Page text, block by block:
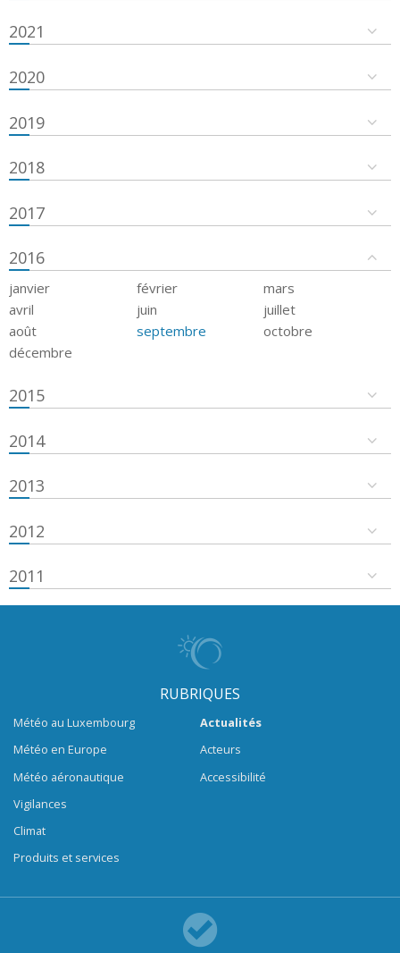
2021
2020
2019
2018
2017
2016
janvier février
mars
avril
juin
juillet
août
septembre
octobre
décembre
2015
2014
2013
2012
2011
RUBRIQUES
Météo au Luxembourg
Météo en Europe
Météo aéronautique
Vigilances
Climat
Produits et services
Actualités
Acteurs
Accessibilité